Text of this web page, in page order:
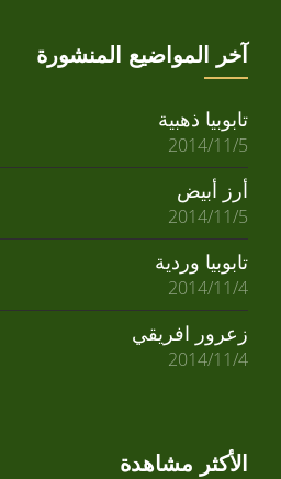
آخر المواضيع المنشورة
تابوبيا ذهبية
2014/11/5
أرز أبيض
2014/11/5
تابوبيا وردية
2014/11/4
زعرور افريقي
2014/11/4
الأكثر مشاهدة